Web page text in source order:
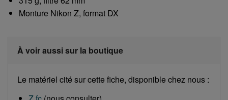
Monture Nikon Z, format DX
À voir aussi sur la boutique
Le matériel cité sur cette fiche, disponible chez nous :